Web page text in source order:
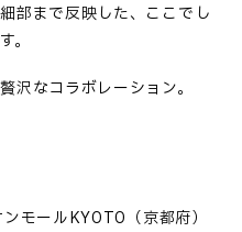
部まで反映した、ここでし
。
沢なコラボレーション。
モールKYOTO（京都府）